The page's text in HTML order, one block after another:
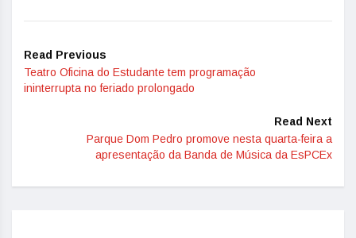
Read Previous
Teatro Oficina do Estudante tem programação
ininterrupta no feriado prolongado
Read Next
Parque Dom Pedro promove nesta quarta-feira a
apresentação da Banda de Música da EsPCEx